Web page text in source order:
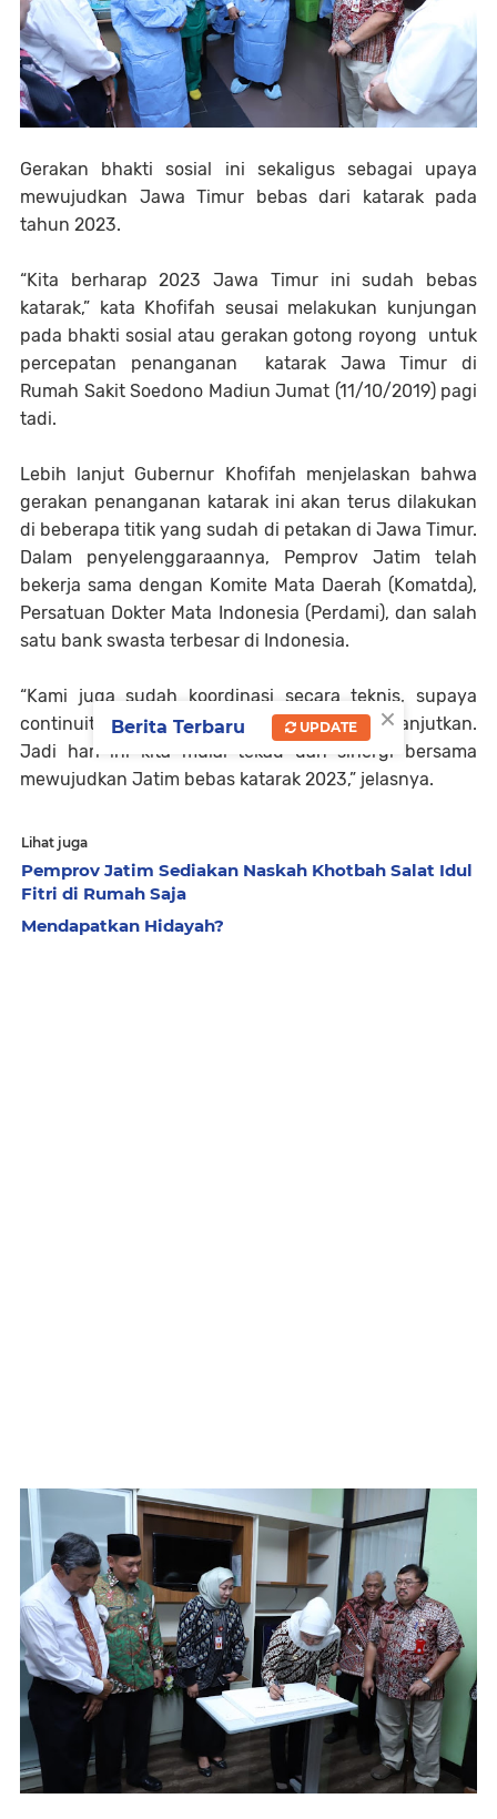
Gerakan bhakti sosial ini sekaligus sebagai upaya
mewujudkan Jawa Timur bebas dari katarak pada
tahun 2023.
“Kita berharap 2023 Jawa Timur ini sudah bebas
katarak,” kata Khofifah seusai melakukan kunjungan
pada bhakti sosial atau gerakan gotong royong untuk
percepatan penanganan katarak Jawa Timur di
Rumah Sakit Soedono Madiun Jumat (11/10/2019) pagi
tadi.
Lebih lanjut Gubernur Khofifah menjelaskan bahwa
gerakan penanganan katarak ini akan terus dilakukan
di beberapa titik yang sudah di petakan di Jawa Timur.
Dalam penyelenggaraannya, Pemprov Jatim telah
bekerja sama dengan Komite Mata Daerah (Komatda),
Persatuan Dokter Mata Indonesia (Perdami), dan salah
satu bank swasta terbesar di Indonesia.
“Kami juga sudah koordinasi secara teknis, supaya
continuity dari seluruh ikhtiar ini bisa kita lanjutkan.
Jadi hari ini kita mulai tekad dan sinergi bersama
mewujudkan Jatim bebas katarak 2023,” jelasnya.
Lihat juga
Pemprov Jatim Sediakan Naskah Khotbah Salat Idul
Fitri di Rumah Saja
Mendapatkan Hidayah?
×
Berita Terbaru UPDATE